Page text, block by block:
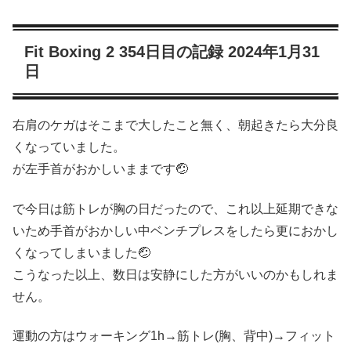
Fit Boxing 2 354日目の記録 2024年1月31
日
右肩のケガはそこまで大したこと無く、朝起きたら大分良
くなっていました。
が左手首がおかしいままです🤕
で今日は筋トレが胸の日だったので、これ以上延期できな
いため手首がおかしい中ベンチプレスをしたら更におかし
くなってしまいました🤕
こうなった以上、数日は安静にした方がいいのかもしれま
せん。
運動の方はウォーキング1h→筋トレ(胸、背中)→フィット